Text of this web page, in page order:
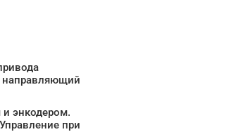
направляющий
энкодером.
при